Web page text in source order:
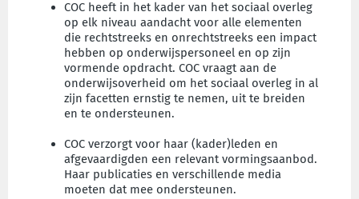
COC heeft in het kader van het sociaal overleg
op elk niveau aandacht voor alle elementen
die rechtstreeks en onrechtstreeks een impact
hebben op onderwijspersoneel en op zijn
vormende opdracht. COC vraagt aan de
onderwijsoverheid om het sociaal overleg in al
zijn facetten ernstig te nemen, uit te breiden
en te ondersteunen.
COC verzorgt voor haar (kader)leden en
afgevaardigden een relevant vormingsaanbod.
Haar publicaties en verschillende media
moeten dat mee ondersteunen.